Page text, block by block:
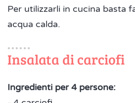
Per utilizzarli in cucina basta
acqua calda.
Insalata di carciofi
Ingredienti per 4 persone: